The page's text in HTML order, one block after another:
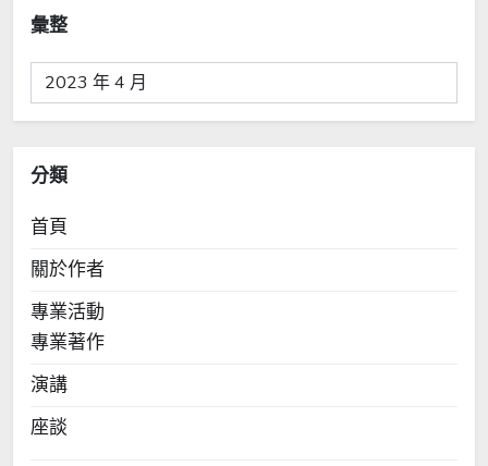
彙整
彙
整
分類
首頁
關於作者
專業活動
專業著作
演講
座談